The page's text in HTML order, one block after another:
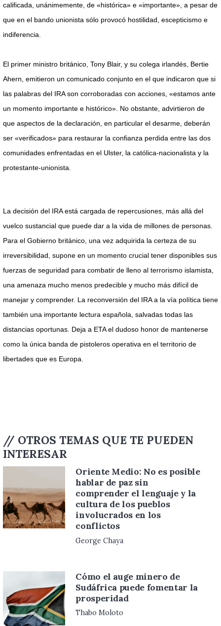
calificada, unánimemente, de «histórica» e «importante», a pesar de
que en el bando unionista sólo provocó hostilidad, escepticismo e
indiferencia.
El primer ministro británico, Tony Blair, y su colega irlandés, Bertie
Ahern, emitieron un comunicado conjunto en el que indicaron que si
las palabras del IRA son corroboradas con acciones, «estamos ante
un momento importante e histórico». No obstante, advirtieron de
que aspectos de la declaración, en particular el desarme, deberán
ser «verificados» para restaurar la confianza perdida entre las dos
comunidades enfrentadas en el Ulster, la católica-nacionalista y la
protestante-unionista.
La decisión del IRA está cargada de repercusiones, más allá del
vuelco sustancial que puede dar a la vida de millones de personas.
Para el Gobierno británico, una vez adquirida la certeza de su
irreversibilidad, supone en un momento crucial tener disponibles sus
fuerzas de seguridad para combatir de lleno al terrorismo islamista,
una amenaza mucho menos predecible y mucho más difícil de
manejar y comprender. La reconversión del IRA a la vía política tiene
también una importante lectura española, salvadas todas las
distancias oportunas. Deja a ETA el dudoso honor de mantenerse
como la única banda de pistoleros operativa en el territorio de
libertades que es Europa.
// OTROS TEMAS QUE TE PUEDEN
INTERESAR
Como pinta el futuro
próximo, según BlackRock y
otros
Alejandro A. Tagliavini
Bolivia: La imperiosa
necesidad de las reformas
Óscar Ortiz Antelo